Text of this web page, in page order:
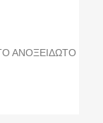
ΑΝΟΞΕΙΔΩΤΟ